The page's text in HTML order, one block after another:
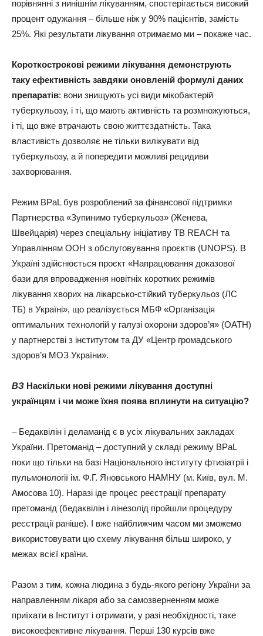
порівнянні з нинішнім лікуванням, спостерігається високий
процент одужання – більше ніж у 90% пацієнтів, замість
25%. Які результати лікування отримаємо ми – покаже час.
Короткострокові режими лікування демонструють
таку ефективність завдяки оновленій формулі даних
препаратів: вони знищують усі види мікобактерій
туберкульозу, і ті, що мають активність та розмножуються,
і ті, що вже втрачають свою життєздатність. Така
властивість дозволяє не тільки вилікувати від
туберкульозу, а й попередити можливі рецидиви
захворювання.
Режим BPaL був розроблений за фінансової підтримки
Партнерства «Зупинимо туберкульоз» (Женева,
Швейцарія) через спеціальну ініціативу TB REACH та
Управлінням ООН з обслуговування проєктів (UNOPS). В
Україні здійснюється проєкт «Напрацювання доказової
бази для впровадження новітніх коротких режимів
лікування хворих на лікарсько-стійкий туберкульоз (ЛС
ТБ) в Україні», що реалізується МБФ «Організація
оптимальних технологій у галузі охорони здоров’я» (OATH)
у партнерстві з інститутом та ДУ «Центр громадського
здоров’я МОЗ України».
ВЗ Наскільки нові режими лікування доступні
українцям і чи може їхня поява вплинути на ситуацію?
– Бедаквілін і деламанід є в усіх лікувальних закладах
України. Претоманід – доступний у складі режиму BРaL
поки що тільки на базі Національного інституту фтизіатрії і
пульмонології ім. Ф.Г. Яновського НАМНУ (м. Київ, вул. М.
Амосова 10). Наразі іде процес реєстрації препарату
претоманід (бедаквілін і лінезолід пройшли процедуру
реєстрації раніше). І вже найближчим часом ми зможемо
використовувати цю схему лікування більш широко, у
межах всієї країни.
Разом з тим, кожна людина з будь-якого регіону України за
направленням лікаря або за самозверненням може
приїхати в Інститут і отримати, у разі необхідності, таке
високоефективне лікування. Перші 130 курсів вже